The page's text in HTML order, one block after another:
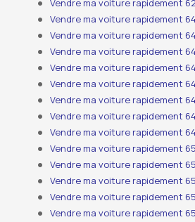
Vendre ma voiture rapidement
Vendre ma voiture rapidement
Vendre ma voiture rapidement
Vendre ma voiture rapidement
Vendre ma voiture rapidement
Vendre ma voiture rapidement
Vendre ma voiture rapidement
Vendre ma voiture rapidement
Vendre ma voiture rapidement
Vendre ma voiture rapidement
Vendre ma voiture rapidement
Vendre ma voiture rapidement
Vendre ma voiture rapidement
Vendre ma voiture rapidement